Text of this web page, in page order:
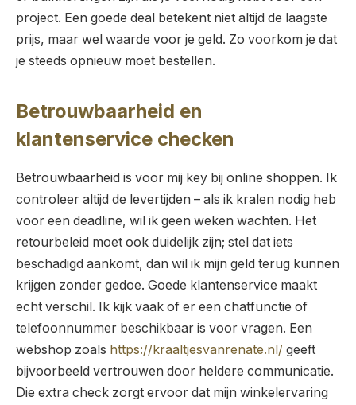
project. Een goede deal betekent niet altijd de laagste
prijs, maar wel waarde voor je geld. Zo voorkom je dat
je steeds opnieuw moet bestellen.
Betrouwbaarheid en
klantenservice checken
Betrouwbaarheid is voor mij key bij online shoppen. Ik
controleer altijd de levertijden – als ik kralen nodig heb
voor een deadline, wil ik geen weken wachten. Het
retourbeleid moet ook duidelijk zijn; stel dat iets
beschadigd aankomt, dan wil ik mijn geld terug kunnen
krijgen zonder gedoe. Goede klantenservice maakt
echt verschil. Ik kijk vaak of er een chatfunctie of
telefoonnummer beschikbaar is voor vragen. Een
webshop zoals https://kraaltjesvanrenate.nl/ geeft
bijvoorbeeld vertrouwen door heldere communicatie.
Die extra check zorgt ervoor dat mijn winkelervaring